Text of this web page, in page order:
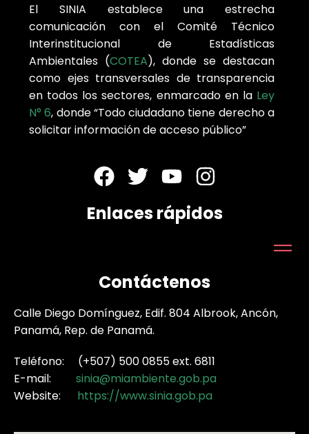
El SINIA establece una estrecha
comunicación con el Comité Técnico
Interinstitucional de Estadísticas
Ambientales (COTEA), donde se destacan
como ejes transversales de transparencia
en todos los sectores, enmarcado en la Ley
N° 6, donde “Todo ciudadano tiene derecho a
solicitar información de acceso público”
Enlaces rápidos
Contáctenos
Calle Diego Domínguez, Edif. 804 Albrook, Ancón,
Panamá, Rep. de Panamá.
Teléfono: (+507) 500 0855 ext. 6811
E-mail: sinia@miambiente.gob.pa
Website: https://www.sinia.gob.pa